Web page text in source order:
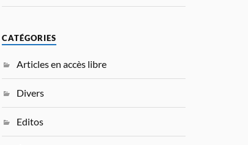
CATÉGORIES
Articles en accès libre
Divers
Editos